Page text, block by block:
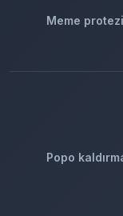
Meme
Popo